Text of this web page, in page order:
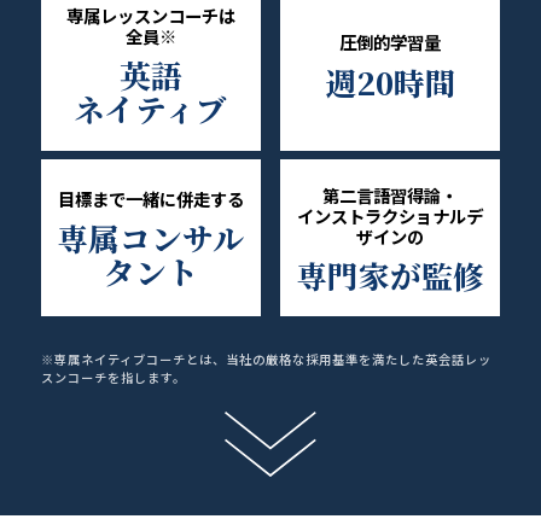
専属レッスンコーチは
全員※
英語
ネイティブ
圧倒的学習量
週20時間
目標まで一緒に併走する
専属コンサル
タント
第二言語習得論・
インストラクショナルデ
ザインの
専門家が監修
※専属ネイティブコーチとは、当社の厳格な採用基準を満たした英会話レッ
スンコーチを指します。